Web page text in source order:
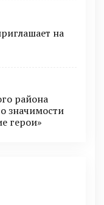
на
района
значимости
герои»